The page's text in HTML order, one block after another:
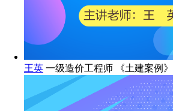
王英 一级造价工程师 《土建案例》